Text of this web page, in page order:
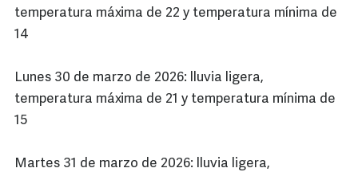
temperatura máxima de 22 y temperatura mínima de
14
Lunes 30 de marzo de 2026: lluvia ligera,
temperatura máxima de 21 y temperatura mínima de
15
Martes 31 de marzo de 2026: lluvia ligera,